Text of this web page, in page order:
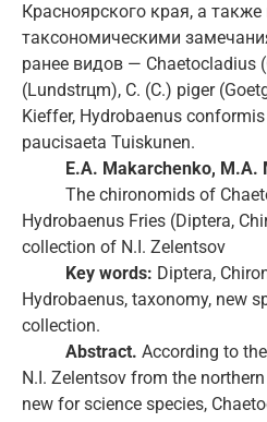
Красноярского края, а
таксономическими
ранее видов — Chaetocladius
(Lundstrцm), C. (C.) piger
Kieffer, Hydrobaenus
paucisaeta Tuiskunen.
E.A. Makarchenko, M.A.
The chironomids of
Hydrobaenus Fries (Diptera,
collection of N.I. Zelentsov
Key words: Diptera,
Hydrobaenus, taxonomy, new
collection.
Abstract. According to
N.I. Zelentsov from the
new for science species,